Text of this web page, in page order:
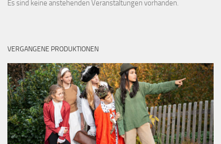
Es sind keine anstehenden Veranstaltungen vorhanden.
VERGANGENE PRODUKTIONEN